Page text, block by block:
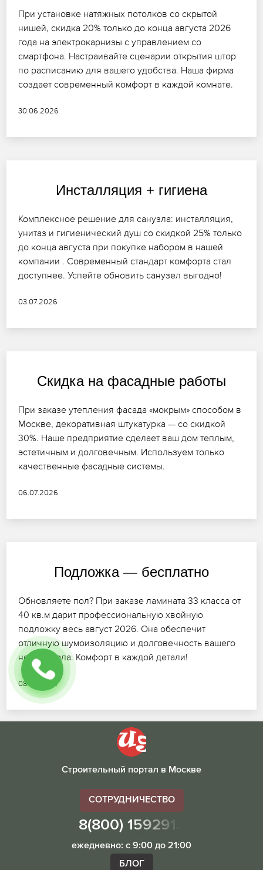
При установке натяжных потолков со скрытой
нишей, скидка 20% только до конца августа 2026
года на электрокарнизы с управлением со
смартфона. Настраивайте сценарии открытия штор
по расписанию для вашего удобства. Наша фирма
создает современный комфорт в каждой комнате.
30.06.2026
Инсталляция + гигиена
Комплексное решение для санузла: инсталляция,
унитаз и гигиенический душ со скидкой 25% только
до конца августа при покупке набором в нашей
компании . Современный стандарт комфорта стал
доступнее. Успейте обновить санузел выгодно!
03.07.2026
Скидка на фасадные работы
При заказе утепления фасада «мокрым» способом в
Москве, декоративная штукатурка — со скидкой
30%. Наше предприятие сделает ваш дом теплым,
эстетичным и долговечным. Используем только
качественные фасадные системы.
06.07.2026
Подложка — бесплатно
Обновляете пол? При заказе ламината 33 класса от
40 кв.м дарит профессиональную хвойную
подложку весь август 2026. Она обеспечит
отличную шумоизоляцию и долговечность вашего
нового пола. Комфорт в каждой детали!
08.07.2026
Строительный портал в Москве
СОТРУДНИЧЕСТВО
8(800) 1592913
ежедневно: с 9:00 до 21:00
БЛОГ